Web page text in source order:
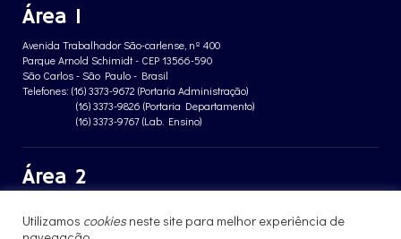
Área 1
Avenida Trabalhador São-carlense, nº 400
Parque Arnold Schimidt - CEP 13566-590
São Carlos - São Paulo - Brasil
Telefones: (16) 3373-9672 (Portaria Administração)
(16) 3373-9826 (Portaria Departamento)
(16) 3373-9767 (Lab. Ensino)
Área 2
Jardim Santa Angelina - CEP 13563-120
São Carlos - São Paulo - Brasil
Utilizamos cookiesneste site para melhor experiência de